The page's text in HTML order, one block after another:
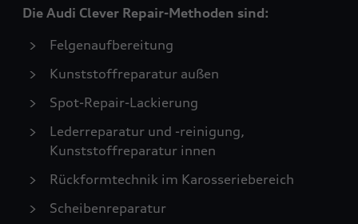
Die Audi Clever Repair-Methoden sind:
Felgenaufbereitung
Kunststoffreparatur außen
Spot-Repair-Lackierung
Lederreparatur und -reinigung,
Kunststoffreparatur innen
Rückformtechnik im Karosseriebereich
Scheibenreparatur